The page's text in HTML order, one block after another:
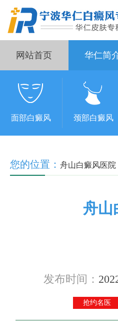
网站首页 华仁简
面部白癜风 颈部白癜风
您的位置： 舟山白癜风医院
舟山
发布时间：
抢约名医